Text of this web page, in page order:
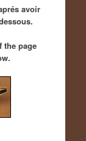
avoir
the page